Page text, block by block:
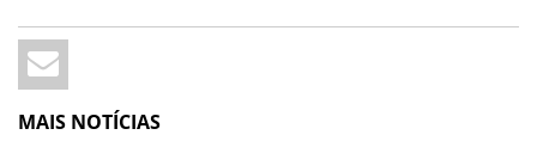
MAIS NOTÍCIAS